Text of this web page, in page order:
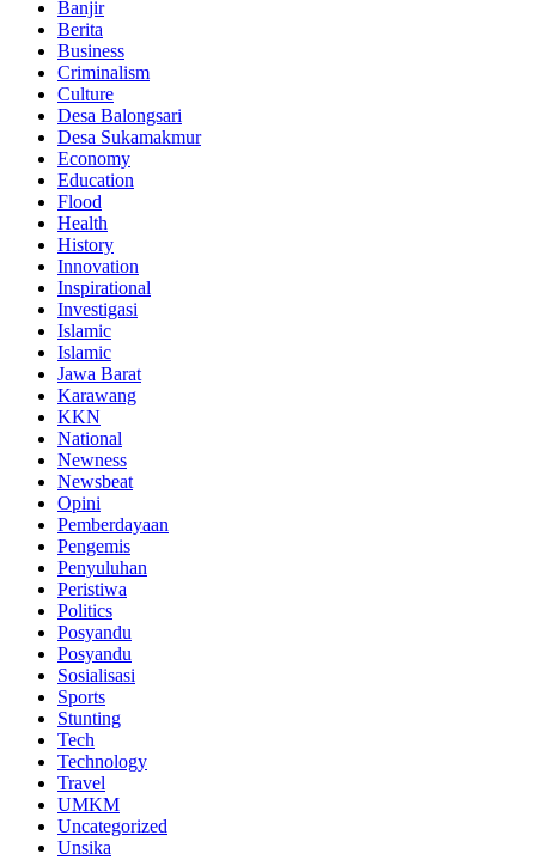
Banjir
Berita
Business
Criminalism
Culture
Desa Balongsari
Desa Sukamakmur
Economy
Education
Flood
Health
History
Innovation
Inspirational
Investigasi
Islamic
Islamic
Jawa Barat
Karawang
KKN
National
Newness
Newsbeat
Opini
Pemberdayaan
Pengemis
Penyuluhan
Peristiwa
Politics
Posyandu
Posyandu
Sosialisasi
Sports
Stunting
Tech
Technology
Travel
UMKM
Uncategorized
Unsika